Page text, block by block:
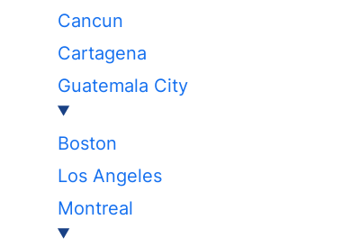
Cancun
Cartagena
Guatemala City
Boston
Los Angeles
Montreal